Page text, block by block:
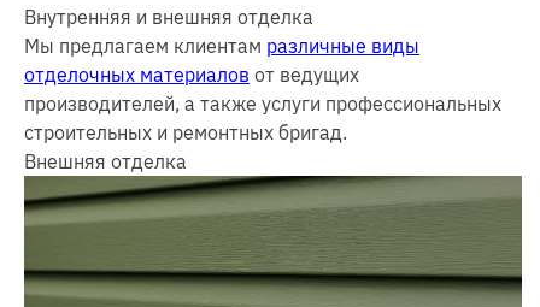
Внутренняя и внешняя отделка
Мы предлагаем клиентам различные виды
отделочных материалов от ведущих
производителей, а также услуги профессиональных
строительных и ремонтных бригад.
Внешняя отделка